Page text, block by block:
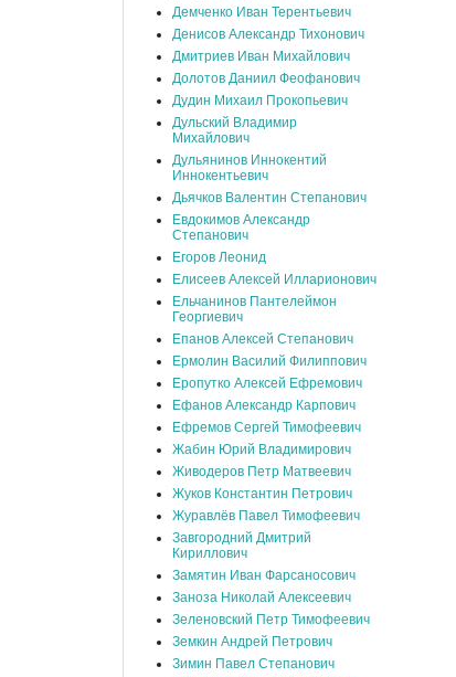
Демченко Иван Терентьевич
Денисов Александр Тихонович
Дмитриев Иван Михайлович
Долотов Даниил Феофанович
Дудин Михаил Прокопьевич
Дульский Владимир
Михайлович
Дульянинов Иннокентий
Иннокентьевич
Дьячков Валентин Степанович
Евдокимов Александр
Степанович
Егоров Леонид
Елисеев Алексей Илларионович
Ельчанинов Пантелеймон
Георгиевич
Епанов Алексей Степанович
Ермолин Василий Филиппович
Еропутко Алексей Ефремович
Ефанов Александр Карпович
Ефремов Сергей Тимофеевич
Жабин Юрий Владимирович
Живодеров Петр Матвеевич
Жуков Константин Петрович
Журавлёв Павел Тимофеевич
Завгородний Дмитрий
Кириллович
Замятин Иван Фарсаносович
Заноза Николай Алексеевич
Зеленовский Петр Тимофеевич
Земкин Андрей Петрович
Зимин Павел Степанович